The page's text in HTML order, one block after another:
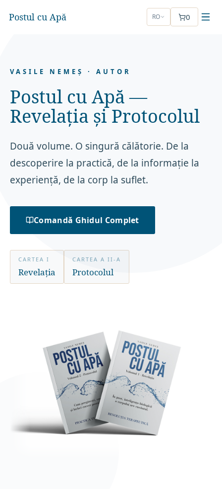
Postul cu Apă RO 0
VASILE NEMEȘ · AUTOR
Postul cu Apă —
Revelația și Protocolul
Două volume. O singură călătorie. De la
descoperire la practică, de la informație la
experiență, de la corp la suflet.
Comandă Ghidul Complet
CARTEA I
Revelația
CARTEA A II-A
Protocolul